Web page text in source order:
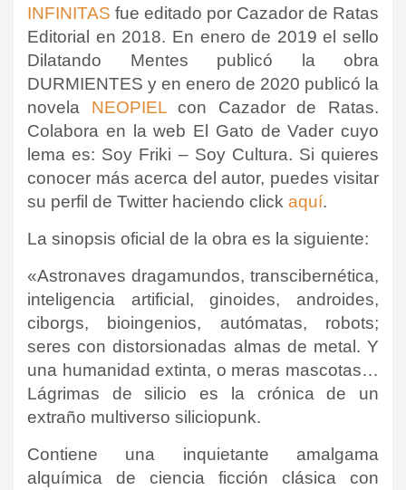
INFINITAS fue editado por Cazador de Ratas
Editorial en 2018. En enero de 2019 el sello
Dilatando Mentes publicó la obra
DURMIENTES y en enero de 2020 publicó la
novela NEOPIELcon Cazador de Ratas.
Colabora en la web El Gato de Vader cuyo
lema es: Soy Friki – Soy Cultura. Si quieres
conocer más acerca del autor, puedes visitar
su perfil de Twitter haciendo click aquí.
La sinopsis oficial de la obra es la siguiente:
«Astronaves dragamundos, transcibernética,
inteligencia artificial, ginoides, androides,
ciborgs, bioingenios, autómatas, robots;
seres con distorsionadas almas de metal. Y
una humanidad extinta, o meras mascotas…
Lágrimas de silicio es la crónica de un
extraño multiverso siliciopunk.
Contiene una inquietante amalgama
alquímica de ciencia ficción clásica con